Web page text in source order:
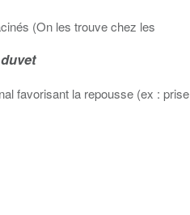
(On les trouve chez les
favorisant la repousse (ex : prise